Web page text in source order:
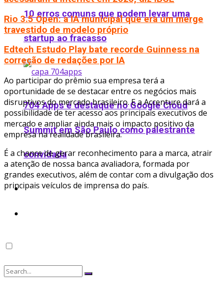
10 erros comuns que podem levar uma
startup ao fracasso
704 Apps é destaque no Google Cloud
Summit em São Paulo como palestrante
convidada
Podcast
Rio 3.5 Open: a IA municipal que era um merge
travestido de modelo próprio
Edtech Estudo Play bate recorde Guinness na
correção de redações por IA
Ao participar do prêmio sua empresa terá a
oportunidade de se destacar entre os negócios mais
disruptivos do mercado brasileiro. E a Accenture dará a
possibilidade de ter acesso aos principais executivos de
mercado e ampliar ainda mais o impacto positivo da
empresa na realidade brasileira.
É a chance de gerar reconhecimento para a marca, atrair
a atenção de nossa banca avaliadora, formada por
grandes executivos, além de contar com a divulgação dos
principais veículos de imprensa do país.